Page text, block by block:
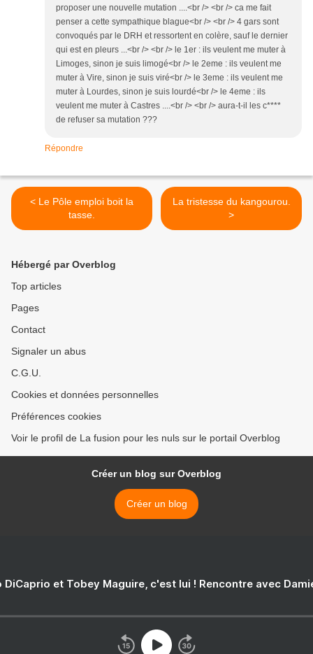
proposer une nouvelle mutation ....<br /> <br /> ca me fait
penser a cette sympathique blague<br /> <br /> 4 gars sont
convoqués par le DRH et ressortent en colère, sauf le dernier
qui est en pleurs ...<br /> <br /> le 1er : ils veulent me muter à
Limoges, sinon je suis limogé<br /> le 2eme : ils veulent me
muter à Vire, sinon je suis viré<br /> le 3eme : ils veulent me
muter à Lourdes, sinon je suis lourdé<br /> le 4eme : ils
veulent me muter à Castres ....<br /> <br /> aura-t-il les c****
de refuser sa mutation ???
Répondre
< Le Pôle emploi boit la
tasse.
La tristesse du kangourou.
>
Hébergé par Overblog
Top articles
Pages
Contact
Signaler un abus
C.G.U.
Cookies et données personnelles
Préférences cookies
Voir le profil de La fusion pour les nuls sur le portail Overblog
Créer un blog sur Overblog
Créer un blog
DiCaprio et Tobey Maguire, c'est lui ! Rencontre avec